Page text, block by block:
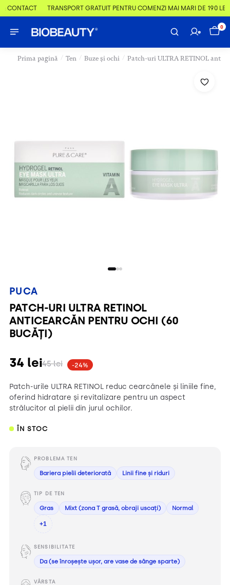
CONTACT TRANSPORT GRATUIT PENTRU COMENZI MAI MARI DE 190 LEI
0
Prima pagină / Ten / Buze și ochi / Patch-uri ULTRA RETINOL
PUCA
PATCH-URI ULTRA RETINOL
ANTICEARCĂN PENTRU OCHI (60
BUCĂȚI)
45lei
34 lei -24%
Patch-urile ULTRA RETINOL reduc cearcănele și liniile fine,
oferind hidratare și revitalizare pentru un aspect
strălucitor al pielii din jurul ochilor.
ÎN STOC
PROBLEMA TEN
Bariera pielii deteriorată Linii fine și riduri
TIP DE TEN
Gras Mixt (zona T grasă, obraji uscați) Normal
+1
SENSIBILITATE
Da (se înroșește ușor, are vase de sânge sparte)
VÂRSTA